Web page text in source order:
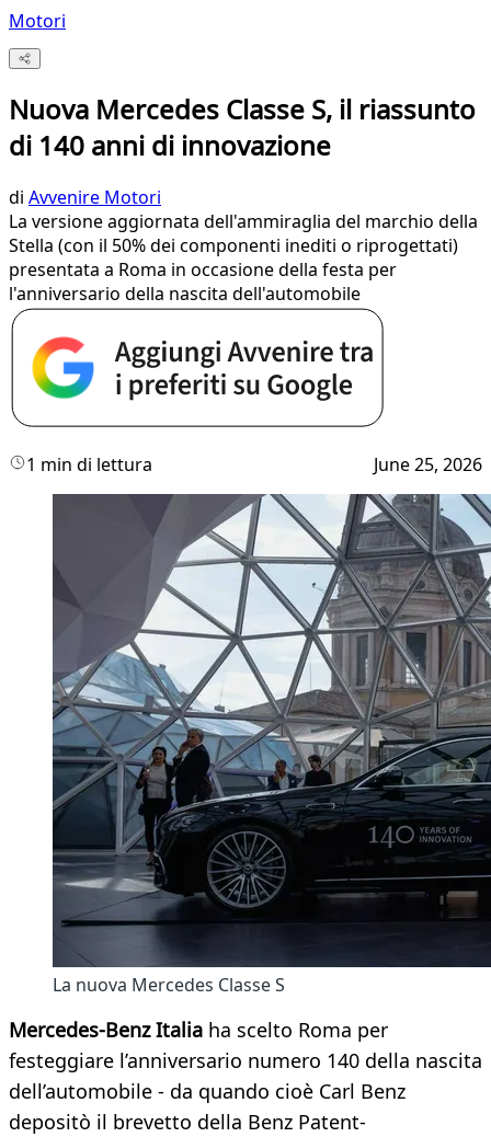
Motori
Nuova Mercedes Classe S, il riassunto
di 140 anni di innovazione
di Avvenire Motori
La versione aggiornata dell'ammiraglia del marchio della
Stella (con il 50% dei componenti inediti o riprogettati)
presentata a Roma in occasione della festa per
l'anniversario della nascita dell'automobile
1 min di lettura June 25, 2026
La nuova Mercedes Classe S
Mercedes-Benz Italia ha scelto Roma per
festeggiare l’anniversario numero 140 della nascita
dell’automobile - da quando cioè Carl Benz
depositò il brevetto della Benz Patent-